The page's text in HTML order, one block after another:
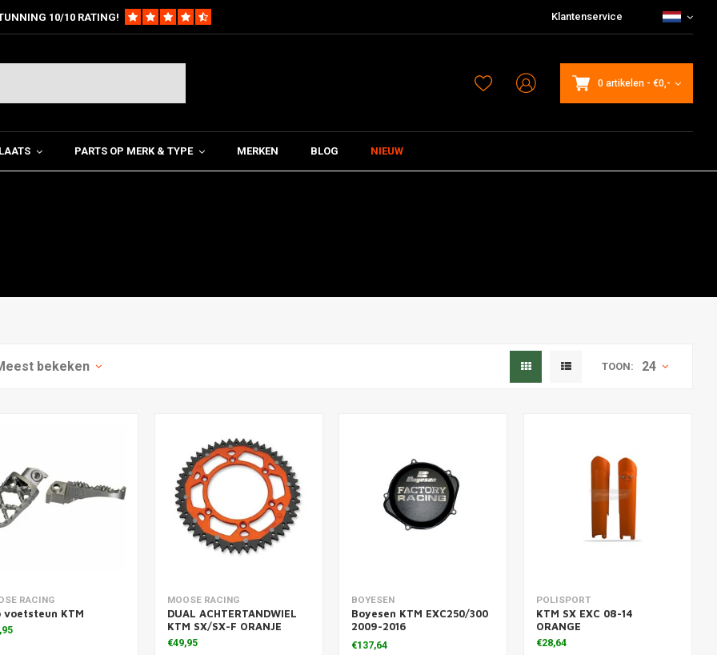
10/10 RATING! Klantenservice
0 artikelen - €0,-
PARTS OP MERK & TYPE MERKEN BLOG NIEUW
bekeken TOON: 24
aan winkelwagen
RACING
voetsteun KTM
Toevoegen aan winkelwagen
MOOSE RACING
DUAL ACHTERTANDWIEL
KTM SX/SX-F ORANJE
€49,95
Toevoegen aan winkelwagen
BOYESEN
Boyesen KTM EXC250/300
2009-2016
koppelingscarterdeksel
€137,64
Toevoegen aan winkelwagen
POLISPORT
KTM SX EXC 08-14
ORANGE
€28,64